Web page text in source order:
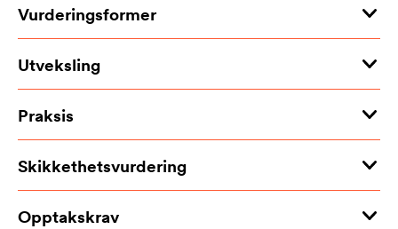
Vurderingsformer
Utveksling
Praksis
Skikkethetsvurdering
Opptakskrav